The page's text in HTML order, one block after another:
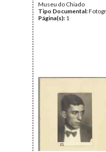
Museu do Chiado
Tipo Documental:
Página(s): 1